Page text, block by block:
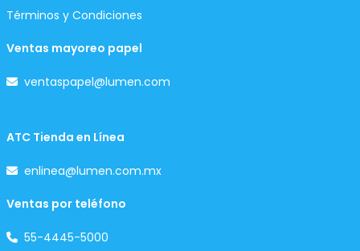
Términos y Condiciones
Ventas mayoreo papel
ventaspapel@lumen.com
ATC Tienda en Línea
enlinea@lumen.com.mx
Ventas por teléfono
55-4445-5000